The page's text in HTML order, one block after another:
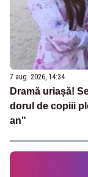
7 aug. 2026, 14:34
Dramă uriașă!
dorul de copiii
an"